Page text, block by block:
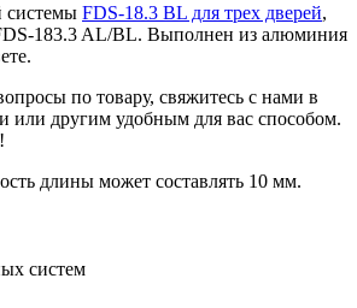
системы FDS-18.3 BL для трех дверей,
183.3 AL/BL. Выполнен из алюминия
по товару, свяжитесь с нами в
или другим удобным для вас способом.
длины может составлять 10 мм.
систем